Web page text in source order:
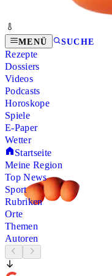
MENÜ SUCHE
Rezepte
Dossiers
Videos
Podcasts
Horoskope
Spiele
E-Paper
Wetter
Startseite
Meine Region
Top News
Sport
Rubriken
Orte
Themen
Autoren